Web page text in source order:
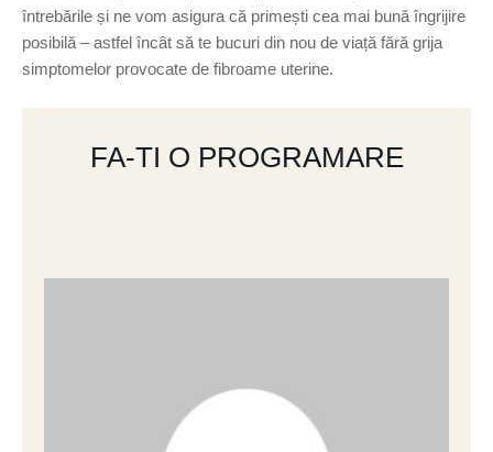
întrebările și ne vom asigura că primești cea mai bună îngrijire
posibilă – astfel încât să te bucuri din nou de viață fără grija
simptomelor provocate de fibroame uterine.
FA-TI O PROGRAMARE